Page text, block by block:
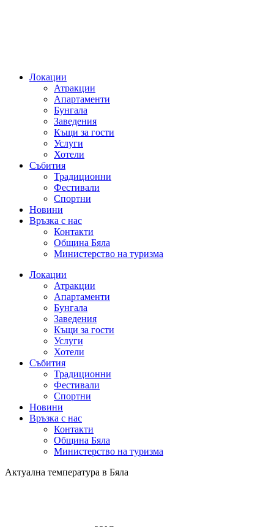
Локации
Атракции
Апартаменти
Бунгала
Заведения
Къщи за гости
Услуги
Хотели
Събития
Традиционни
Фестивали
Спортни
Новини
Връзка с нас
Контакти
Община Бяла
Министерство на туризма
Локации
Атракции
Апартаменти
Бунгала
Заведения
Къщи за гости
Услуги
Хотели
Събития
Традиционни
Фестивали
Спортни
Новини
Връзка с нас
Контакти
Община Бяла
Министерство на туризма
Актуална температура в Бяла